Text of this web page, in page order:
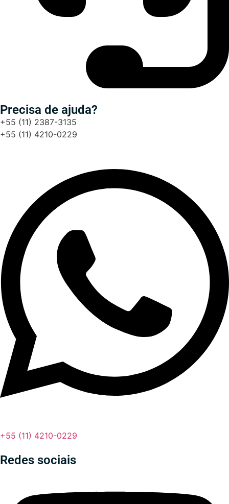
Precisa de ajuda?
+55 (11) 2387-3135
+55 (11) 4210-0229
+55 (11) 4210-0229
Redes sociais